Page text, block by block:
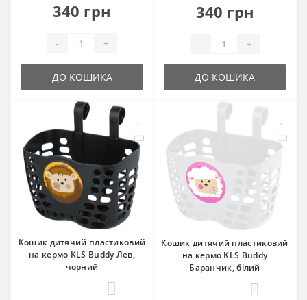
340 грн
- +
ДО КОШИКА
340 грн
- +
ДО КОШИКА
Кошик дитячий пластиковий
на кермо KLS Buddy Лев,
чорний
Кошик дитячий пластиковий
на кермо KLS Buddy
Баранчик, білий